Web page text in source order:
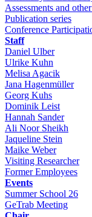
Assessments and
Publication series
Conference
Staff
Daniel Ulber
Ulrike Kuhn
Melisa Agacik
Jana Hagenmüller
Georg Kuhs
Dominik Leist
Hannah Sander
Ali Noor Sheikh
Jaqueline Stein
Maike Weber
Visiting Researcher
Former Employees
Events
Summer School 26
GeTrab Meeting